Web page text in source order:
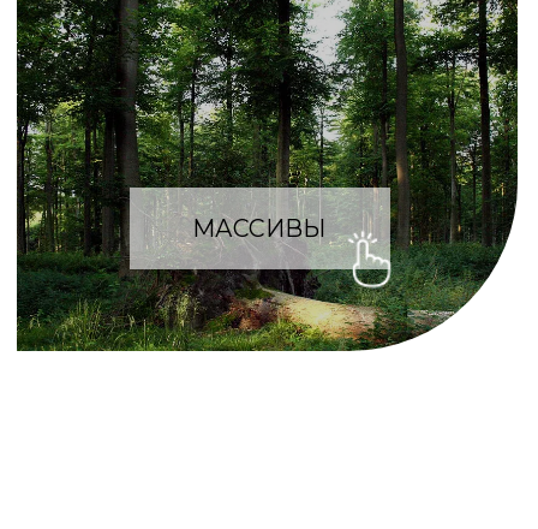
Я согласен с политикой обработки
персональных данных
Отправить
НАША КОМАНДА